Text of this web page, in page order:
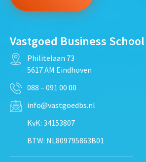
Vastgoed Business School
Philitelaan 73
5617 AM Eindhoven
088 – 091 00 00
info@vastgoedbs.nl
KvK: 34153807
BTW: NL809795863B01